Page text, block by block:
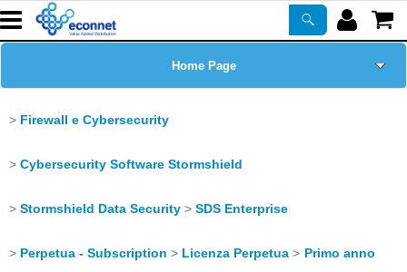
Home Page
Prodotti
Corsi
ASSISTENZA
Firewall e Cybersecurity
Cybersecurity Software Stormshield
Stormshield Data Security SDS Enterprise
Perpetua - Subscription Licenza Perpetua Primo anno